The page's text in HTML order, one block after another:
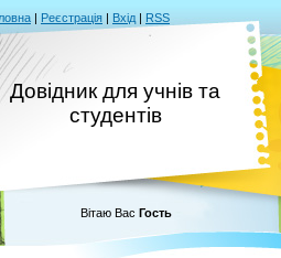
| Реєстрація | Вхід | RSS
Довідник для учнів та
студентів
Вітаю Вас Гость